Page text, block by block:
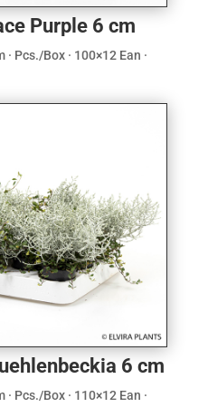
Purple 6 cm
· Pcs./Box · 100×12 Ean ·
6 cm
· Pcs./Box · 110×12 Ean ·